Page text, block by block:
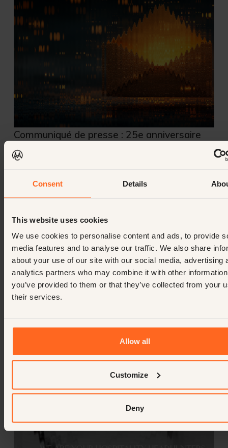
Consent Details
This website uses cookies
We use cookies to personalise content and ads, to provide
media features and to analyse our traffic. We also share
about your use of our site with our social media, advertising
analytics partners who may combine it with other
you’ve provided to them or that they’ve collected from your
their services.
Allow all
Customize
Deny
Communiqué de presse : 25e anniversaire
Larissa Zwart